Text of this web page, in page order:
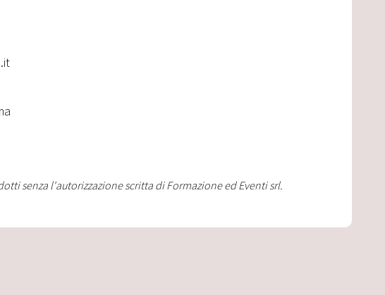
senza l'autorizzazione scritta di Formazione ed Eventi srl.